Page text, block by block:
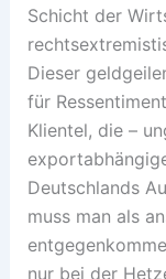
Schicht der
Dieser
für
Klientel, die –
Deutschlands
muss man als
nur bei der